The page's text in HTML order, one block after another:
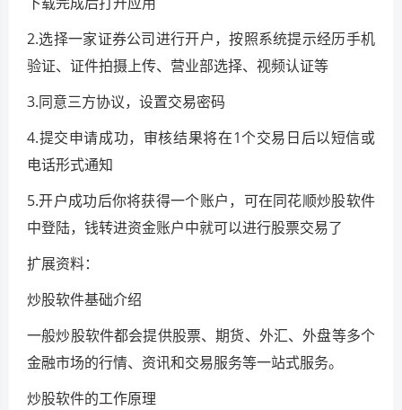
2.选择一家证券公司进行开户，按照系统提示经历手机
验证、证件拍摄上传、营业部选择、视频认证等
3.同意三方协议，设置交易密码
4.提交申请成功，审核结果将在1个交易日后以短信或
电话形式通知
5.开户成功后你将获得一个账户，可在同花顺炒股软件
中登陆，钱转进资金账户中就可以进行股票交易了
扩展资料：
炒股软件基础介绍
一般炒股软件都会提供股票、期货、外汇、外盘等多个
金融市场的行情、资讯和交易服务等一站式服务。
炒股软件的工作原理